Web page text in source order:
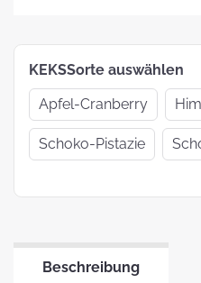
KEKSSorte auswählen
Apfel-Cranberry
Schoko-Pistazie
Beschreibung